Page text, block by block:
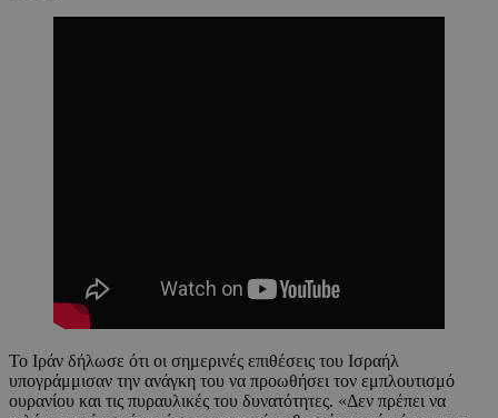
Το Ιράν δήλωσε ότι οι σημερινές επιθέσεις του Ισραήλ
υπογράμμισαν την ανάγκη του να προωθήσει τον εμπλουτισμό
ουρανίου και τις πυραυλικές του δυνατότητες. «Δεν πρέπει να